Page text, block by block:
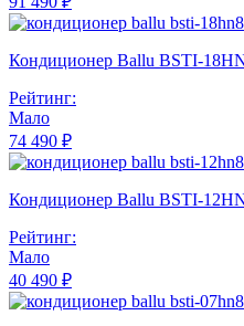
Кондиционер Ballu BSTI-
Рейтинг:
Мало
74 490 ₽
Кондиционер Ballu BSTI-
Рейтинг:
Мало
40 490 ₽